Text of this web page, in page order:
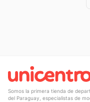
Somos la primera tienda de
del Paraguay, especialistas de